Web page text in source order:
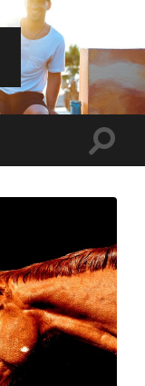
Toggle